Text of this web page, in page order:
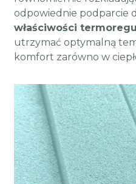
odpowiednie podparcie
właściwości
utrzymać optymalną
komfort zarówno w